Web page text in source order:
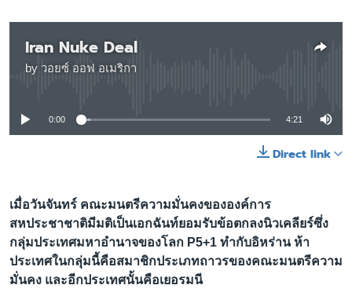
Iran Nuke Deal
by วอยซ์ ออฟ อเมริกา
No media source currently available
0:00 4:21
Direct link
เมื่อวันจันทร์ คณะมนตรีความมั่นคงขององค์การ
สหประชาชาติมีมติเป็นเอกฉันท์ยอมรับข้อตกลงนิวเคลียร์ซึ่ง
กลุ่มประเทศมหาอำนาจของโลก P5+1 ทำกับอิหร่าน ห้า
ประเทศในกลุ่มนี้คือสมาชิกประเภทถาวรของคณะมนตรีความ
มั่นคง และอีกประเทศนั้นคือเยอรมนี